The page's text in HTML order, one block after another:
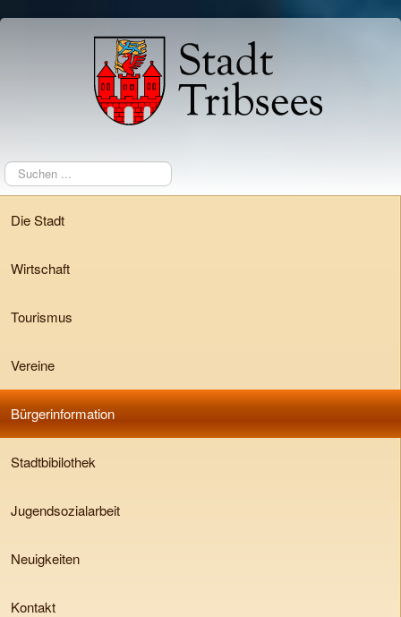
Suchen
...
Die Stadt
Wirtschaft
Tourismus
Vereine
Bürgerinformation
Stadtbibilothek
Jugendsozialarbeit
Neuigkeiten
Kontakt